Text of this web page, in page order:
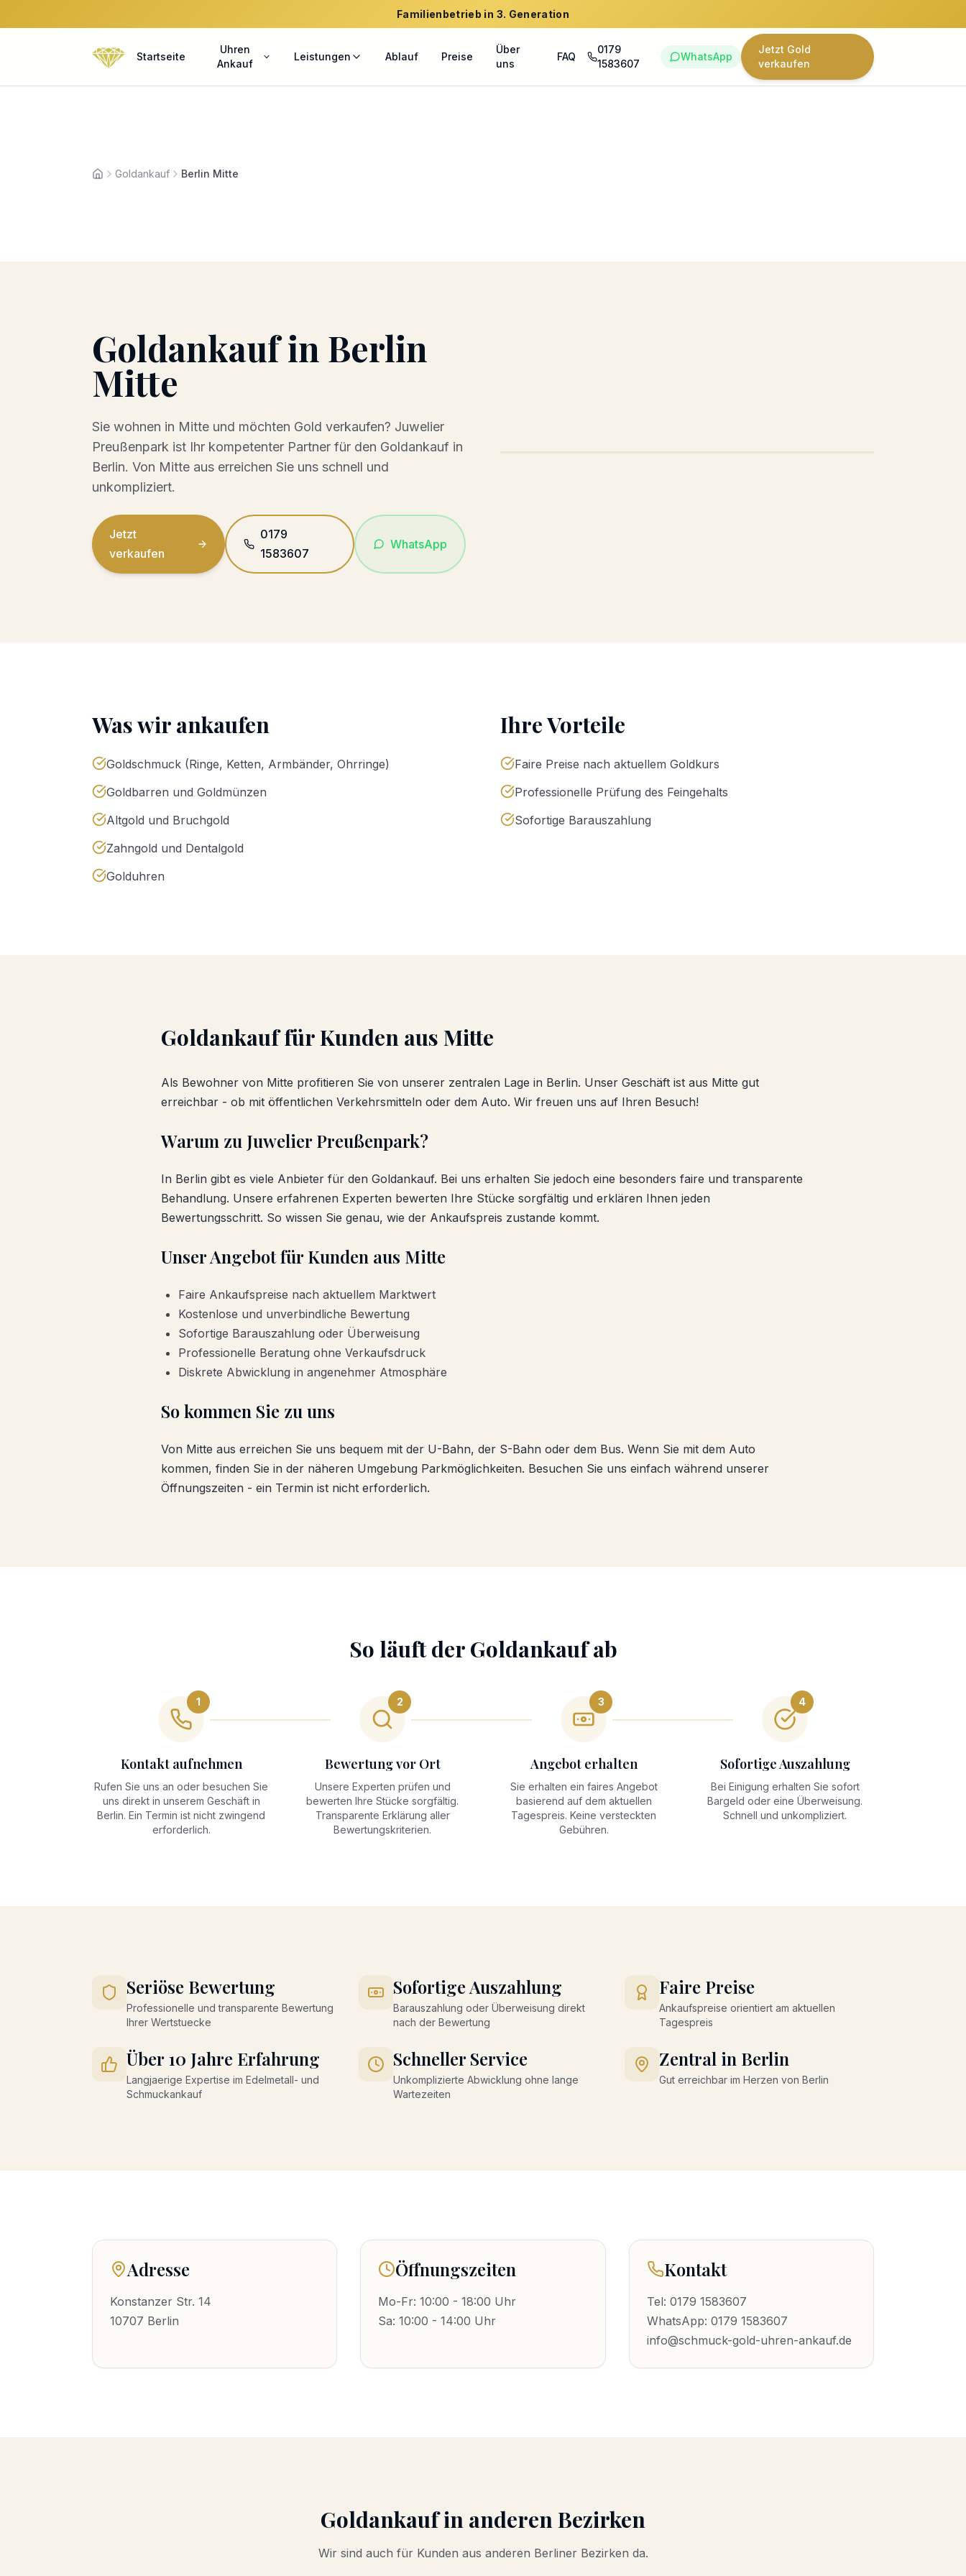
Familienbetrieb in 3. Generation
Startseite
Uhren
Ankauf
Leistungen Ablauf Preise
Über
uns
FAQ
0179
1583607
WhatsApp
Jetzt Gold
verkaufen
StartseiteGoldankauf Berlin Mitte
Goldankaufin Berlin
Mitte
Sie wohnen in Mitte und möchten Gold verkaufen? Juwelier
Preußenpark ist Ihr kompetenter Partner für den Goldankauf in
Berlin. Von Mitte aus erreichen Sie uns schnell und
unkompliziert.
Jetzt
verkaufen
0179
1583607
WhatsApp
Was wir ankaufen
Goldschmuck (Ringe, Ketten, Armbänder, Ohrringe)
Goldbarren und Goldmünzen
Altgold und Bruchgold
Zahngold und Dentalgold
Golduhren
Ihre Vorteile
Faire Preise nach aktuellem Goldkurs
Professionelle Prüfung des Feingehalts
Sofortige Barauszahlung
Goldankauffür Kunden aus Mitte
Als Bewohner von Mitte profitieren Sie von unserer zentralen Lage in Berlin. Unser Geschäft ist aus Mitte gut
erreichbar - ob mit öffentlichen Verkehrsmitteln oder dem Auto. Wir freuen uns auf Ihren Besuch!
Warum zu Juwelier Preußenpark?
In Berlin gibt es viele Anbieter für den Goldankauf. Bei uns erhalten Sie jedoch eine besonders faire und transparente
Behandlung. Unsere erfahrenen Experten bewerten Ihre Stücke sorgfältig und erklären Ihnen jeden
Bewertungsschritt. So wissen Sie genau, wie der Ankaufspreis zustande kommt.
Unser Angebot für Kunden aus Mitte
Faire Ankaufspreise nach aktuellem Marktwert
Kostenlose und unverbindliche Bewertung
Sofortige Barauszahlung oder Überweisung
Professionelle Beratung ohne Verkaufsdruck
Diskrete Abwicklung in angenehmer Atmosphäre
So kommen Sie zu uns
Von Mitte aus erreichen Sie uns bequem mit der U-Bahn, der S-Bahn oder dem Bus. Wenn Sie mit dem Auto
kommen, finden Sie in der näheren Umgebung Parkmöglichkeiten. Besuchen Sie uns einfach während unserer
Öffnungszeiten - ein Termin ist nicht erforderlich.
So läuft der Goldankaufab
1
Kontakt aufnehmen
Rufen Sie uns an oder besuchen Sie
uns direkt in unserem Geschäft in
Berlin. Ein Termin ist nicht zwingend
erforderlich.
2
Bewertung vor Ort
Unsere Experten prüfen und
bewerten Ihre Stücke sorgfältig.
Transparente Erklärung aller
Bewertungskriterien.
3
Angebot erhalten
Sie erhalten ein faires Angebot
basierend auf dem aktuellen
Tagespreis. Keine versteckten
Gebühren.
4
Sofortige Auszahlung
Bei Einigung erhalten Sie sofort
Bargeld oder eine Überweisung.
Schnell und unkompliziert.
Seriöse Bewertung
Professionelle und transparente Bewertung
Ihrer Wertstuecke
Sofortige Auszahlung
Barauszahlung oder Überweisung direkt
nach der Bewertung
Faire Preise
Ankaufspreise orientiert am aktuellen
Tagespreis
Über 10 Jahre Erfahrung
Langjaerige Expertise im Edelmetall- und
Schmuckankauf
Schneller Service
Unkomplizierte Abwicklung ohne lange
Wartezeiten
Zentral in Berlin
Gut erreichbar im Herzen von Berlin
Adresse
Konstanzer Str. 14
10707 Berlin
Öffnungszeiten
Mo-Fr: 10:00 - 18:00 Uhr
Sa: 10:00 - 14:00 Uhr
Kontakt
Tel: 0179 1583607
WhatsApp: 0179 1583607
info@schmuck-gold-uhren-ankauf.de
Goldankaufin anderen Bezirken
Wir sind auch für Kunden aus anderen Berliner Bezirken da.